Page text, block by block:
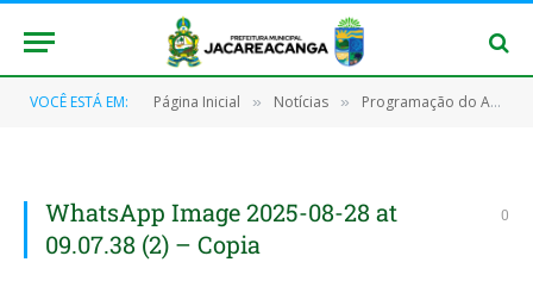
VOCÊ ESTÁ EM: Página Inicial » Notícias » Programação do Agosto Dourado da PMJ é encerrada com palestras no Posto de Saúde São Francisco
WhatsApp Image 2025-08-28 at
09.07.38 (2) – Copia
0